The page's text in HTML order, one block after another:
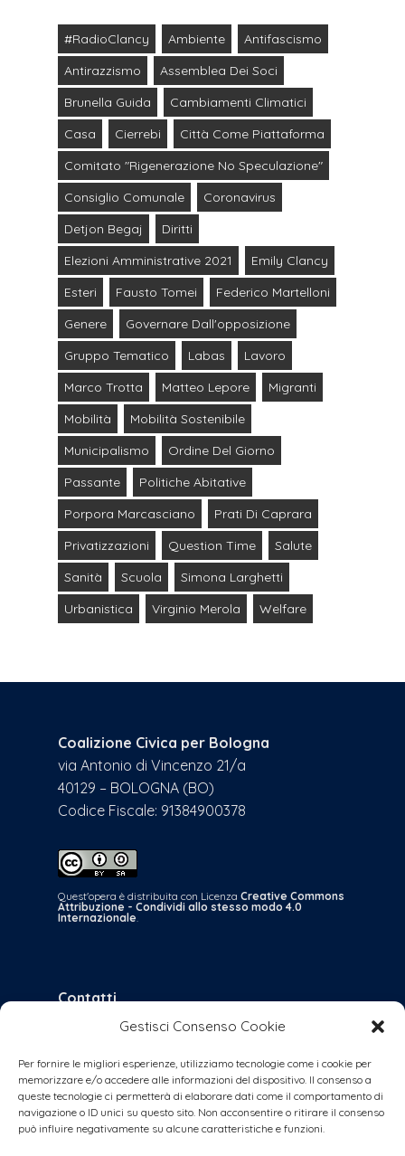
Gestisci Consenso Cookie
Per fornire le migliori esperienze, utilizziamo tecnologie come i cookie per
memorizzare e/o accedere alle informazioni del dispositivo. Il consenso a
queste tecnologie ci permetterà di elaborare dati come il comportamento di
navigazione o ID unici su questo sito. Non acconsentire o ritirare il consenso
può influire negativamente su alcune caratteristiche e funzioni.
#RadioClancy Ambiente
Antifascismo
Antirazzismo
Assemblea Dei Soci
Brunella Guida
Cambiamenti Climatici
Casa
Cierrebi
Città Come Piattaforma
Comitato "Rigenerazione No Speculazione"
Consiglio Comunale
Coronavirus
Detjon Begaj
Diritti
Elezioni Amministrative 2021
Emily Clancy
Esteri
Fausto Tomei
Federico Martelloni
Genere
Governare Dall'opposizione
Gruppo Tematico
Labas
Lavoro
Marco Trotta
Matteo Lepore
Migranti
Mobilità
Mobilità Sostenibile
Municipalismo
Ordine Del Giorno
Passante
Politiche Abitative
Porpora Marcasciano
Prati Di Caprara
Privatizzazioni
Question Time
Salute
Sanità
Scuola
Simona Larghetti
Urbanistica
Virginio Merola Welfare
Coalizione Civica per Bologna
via Antonio di Vincenzo 21/a
40129 – BOLOGNA (BO)
Codice Fiscale: 91384900378
Quest'opera è distribuita con Licenza Creative Commons
Attribuzione - Condividi allo stesso modo 4.0
Internazionale.
Contatti
bologna@coalizionecivica.it
per qualsiasi questione
collabora@coalizionecivica.it
se volete dare una mano concreta alla
coalizione (volantinaggi, banchetti, video,